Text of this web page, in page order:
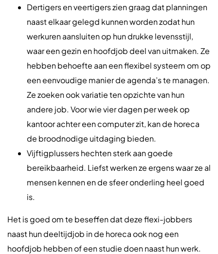
Dertigers en veertigers zien graag dat planningen
naast elkaar gelegd kunnen worden zodat hun
werkuren aansluiten op hun drukke levensstijl,
waar een gezin en hoofdjob deel van uitmaken. Ze
hebben behoefte aan een flexibel systeem om op
een eenvoudige manier de agenda’s te managen.
Ze zoeken ook variatie ten opzichte van hun
andere job. Voor wie vier dagen per week op
kantoor achter een computer zit, kan de horeca
de broodnodige uitdaging bieden.
Vijftigplussers hechten sterk aan goede
bereikbaarheid. Liefst werken ze ergens waar ze al
mensen kennen en de sfeer onderling heel goed
is.
Het is goed om te beseffen dat deze flexi-jobbers
naast hun deeltijdjob in de horeca ook nog een
hoofdjob hebben of een studie doen naast hun werk.